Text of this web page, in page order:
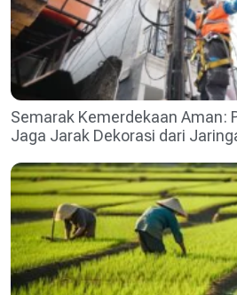
Semarak Kemerdekaan Aman:
Jaga Jarak Dekorasi dari